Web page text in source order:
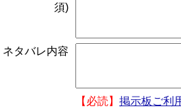
須)
ネタバレ内容
【必読】 掲示板ご利